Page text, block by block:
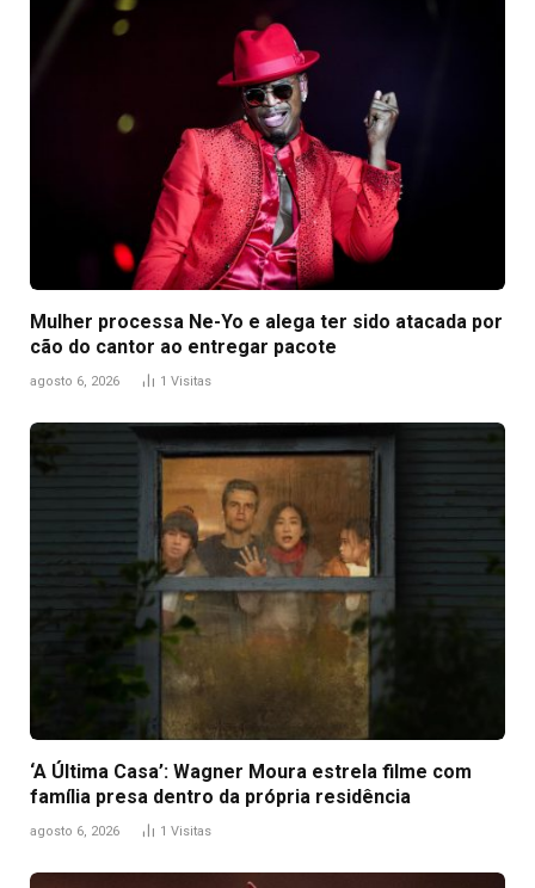
Mulher processa Ne-Yo e alega ter sido atacada por
cão do cantor ao entregar pacote
agosto 6, 2026 1 Visitas
‘A Última Casa’: Wagner Moura estrela filme com
família presa dentro da própria residência
agosto 6, 2026 1 Visitas